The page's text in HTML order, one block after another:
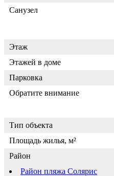
Санузел
Этаж
Этажей в доме
Парковка
Обратите внимание
Тип объекта
Площадь жилья, м²
Район
Район пляжа Солярис